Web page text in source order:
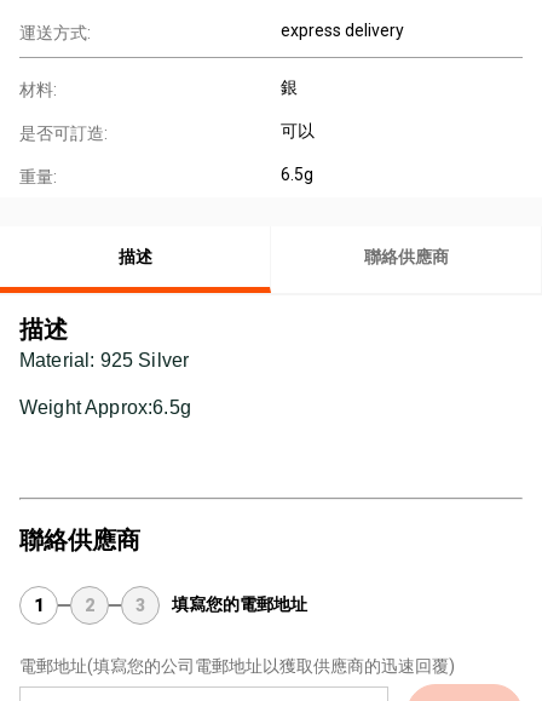
運送方式: express delivery
材料: 銀
是否可訂造: 可以
重量: 6.5g
描述 聯絡供應商
描述
Material: 925 Silver
Weight Approx:6.5g
聯絡供應商
1 2 3 填寫您的電郵地址
電郵地址(填寫您的公司電郵地址以獲取供應商的迅速回覆)